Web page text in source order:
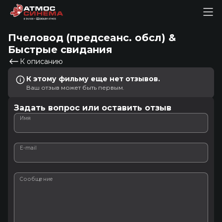
Пчеловод (пpeдceaнc. oбcл) &
Быстрые свидания
К описанию
К этому фильму еще нет отзывов.
Ваш отзыв может быть первым.
Задать вопрос или оставить отзыв
Имя
E-mail
Сообщение